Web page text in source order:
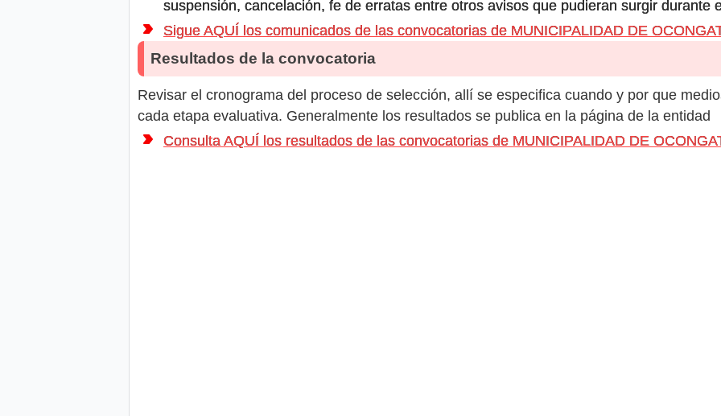
suspensión, cancelación, fe de erratas entre otros avisos que pudieran surgir durante
Sigue AQUÍ los comunicados de las convocatorias de MUNICIPALIDAD DE
Resultados de la convocatoria
Revisar el cronograma del proceso de selección, allí se especifica cuando y por que
cada etapa evaluativa. Generalmente los resultados se publica en la página de la entidad
Consulta AQUÍ los resultados de las convocatorias de MUNICIPALIDAD DE